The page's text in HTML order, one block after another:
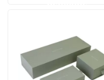
À propos de nous